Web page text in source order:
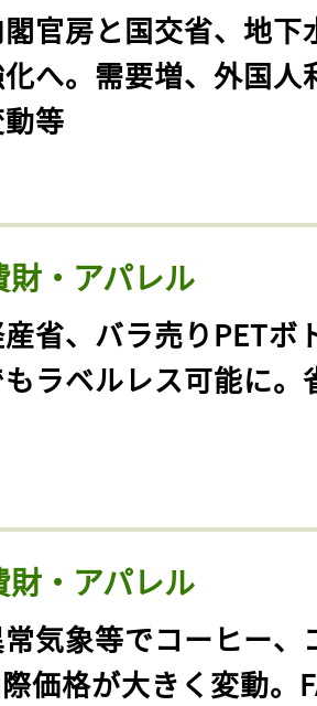
閣官房と国交省、地下
へ。需要増、外国人
等
・アパレル
産省、バラ売りPETボ
ラベルレス可能に。
・アパレル
常気象等でコーヒー、
価格が大きく変動。